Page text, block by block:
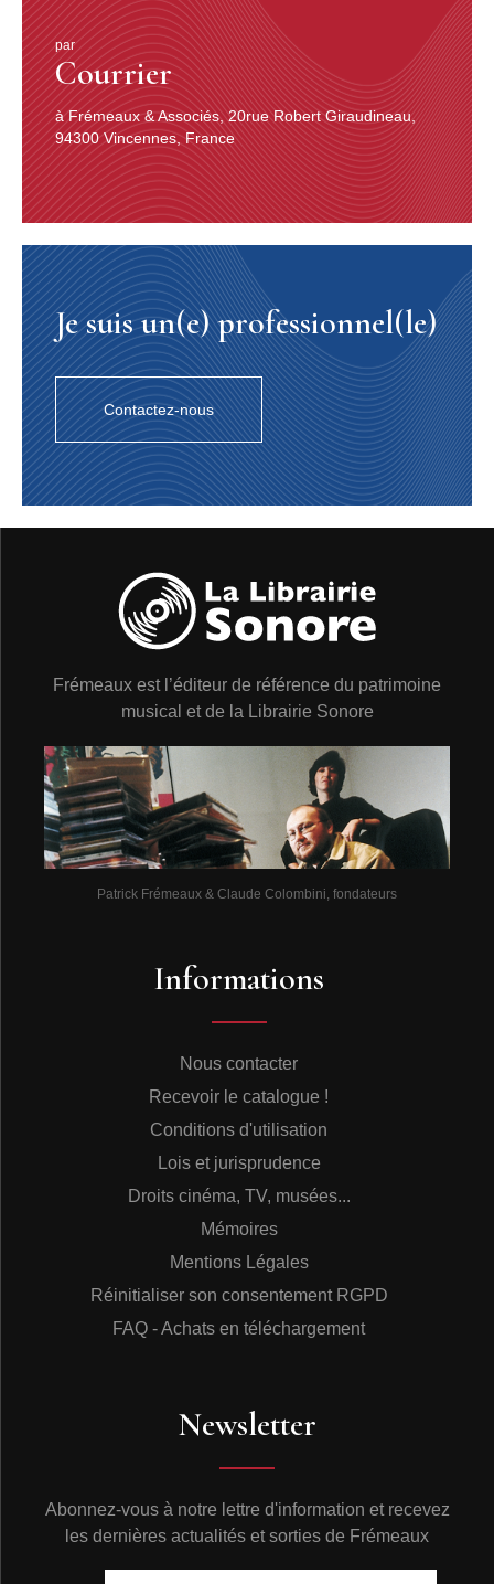
par
Courrier
à Frémeaux & Associés, 20rue Robert Giraudineau,
94300 Vincennes, France
Je suis un(e) professionnel(le)
Contactez-nous
Frémeaux est l’éditeur de référence du patrimoine
musical et de la Librairie Sonore
Patrick Frémeaux & Claude Colombini, fondateurs
Informations
Nous contacter
Recevoir le catalogue !
Conditions d'utilisation
Lois et jurisprudence
Droits cinéma, TV, musées...
Mémoires
Mentions Légales
Réinitialiser son consentement RGPD
FAQ - Achats en téléchargement
Newsletter
Abonnez-vous à notre lettre d'information et recevez
les dernières actualités et sorties de Frémeaux